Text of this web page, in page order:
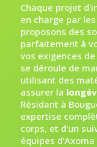
Chaque projet
en charge par
proposons des
parfaitement à
vos exigences
se déroule de
utilisant des
assurer la
Résidant à
expertise
corps, et d'un
équipes d'Axoma